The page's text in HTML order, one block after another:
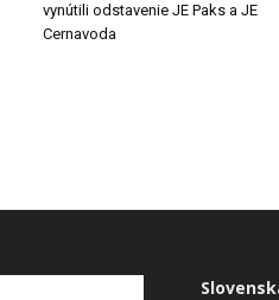
vynútili odstavenie JE Paks a JE
Cernavoda